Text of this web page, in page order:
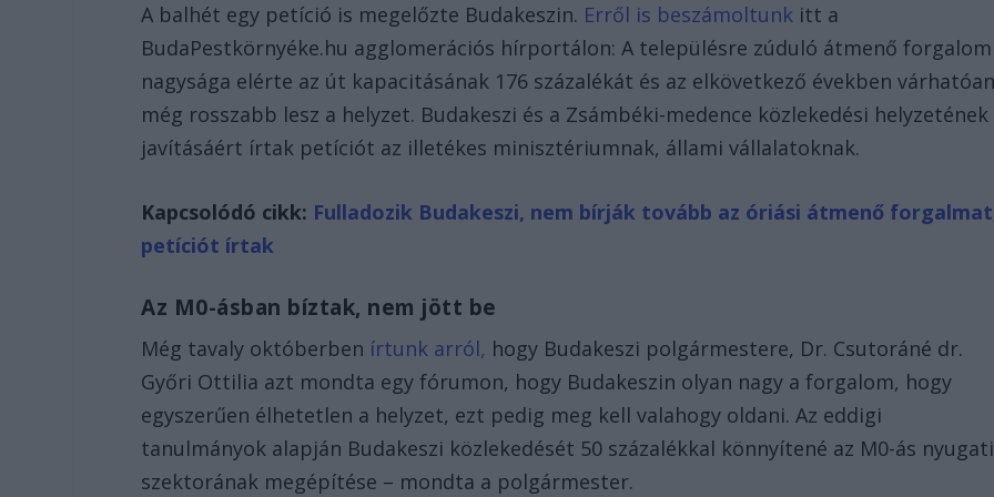
A balhét egy petíció is megelőzte Budakeszin. Erről is beszámoltunk itt a
BudaPestkörnyéke.hu agglomerációs hírportálon: A településre zúduló átmenő forgalom
nagysága elérte az út kapacitásának 176 százalékát és az elkövetkező években várhatóan
még rosszabb lesz a helyzet. Budakeszi és a Zsámbéki-medence közlekedési helyzetének
javításáért írtak petíciót az illetékes minisztériumnak, állami vállalatoknak.
Kapcsolódó cikk: Fulladozik Budakeszi, nem bírják tovább az óriási átmenő
petíciót írtak
Az M0-ásban bíztak, nem jött be
Még tavaly októberben írtunk arról, hogy Budakeszi polgármestere, Dr. Csutoráné dr.
Győri Ottilia azt mondta egy fórumon, hogy Budakeszin olyan nagy a forgalom, hogy
egyszerűen élhetetlen a helyzet, ezt pedig meg kell valahogy oldani. Az eddigi
tanulmányok alapján Budakeszi közlekedését 50 százalékkal könnyítené az M0-ás nyugati
szektorának megépítése – mondta a polgármester.